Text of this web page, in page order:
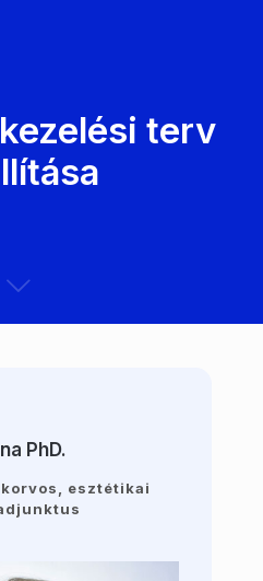
terv
PhD.
esztétikai